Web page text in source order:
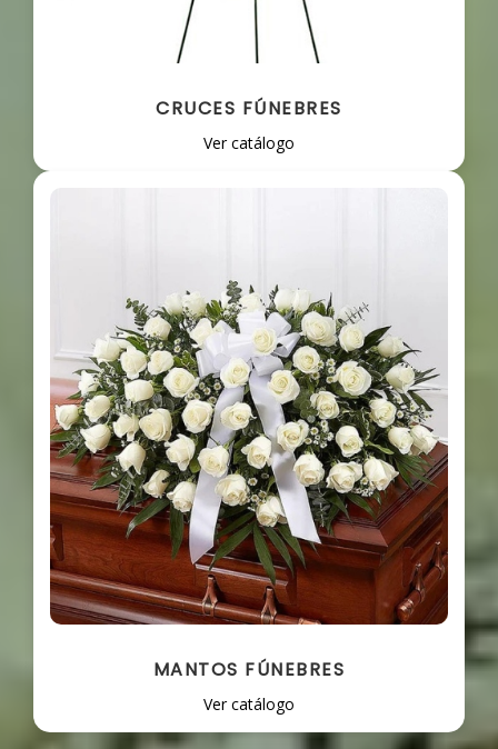
CRUCES FÚNEBRES
Ver catálogo
MANTOS FÚNEBRES
Ver catálogo